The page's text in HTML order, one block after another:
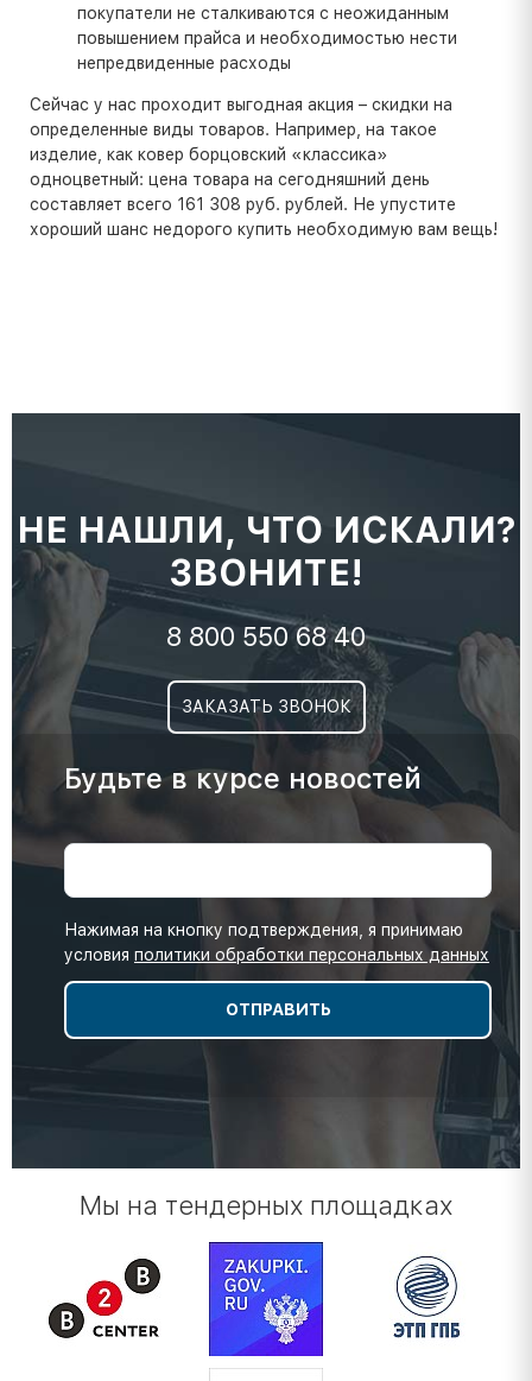
покупатели не сталкиваются с неожиданным
повышением прайса и необходимостью нести
непредвиденные расходы
Сейчас у нас проходит выгодная акция – скидки на
определенные виды товаров. Например, на такое
изделие, как ковер борцовский «классика»
одноцветный: цена товара на сегодняшний день
составляет всего 161 308 руб. рублей. Не упустите
хороший шанс недорого купить необходимую вам вещь!
НЕ НАШЛИ, ЧТО ИСКАЛИ?
ЗВОНИТЕ!
8 800 550 68 40
ЗАКАЗАТЬ ЗВОНОК
Будьте в курсе новостей
Нажимая на кнопку подтверждения, я принимаю
условия политики обработки персональных данных
Мы на тендерных площадках